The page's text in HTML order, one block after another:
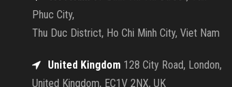
Phuc City,
Thu Duc District, Ho Chi Minh City, Viet Nam
United Kingdom 128 City Road, London,
United Kingdom, EC1V 2NX, UK